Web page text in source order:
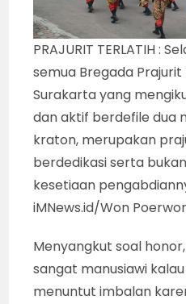
PRAJURIT TERLATIH :
semua Bregada
Surakarta yang
dan aktif berdefile dua
kraton, merupakan
berdedikasi serta
kesetiaan
iMNews.id/Won
Menyangkut soal
sangat manusiawi
menuntut imbalan